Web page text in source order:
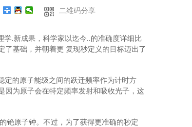
二维码分享
.新成果，科学家以迄今..的准确度详细比
了基础，并朝着更 复现秒定义的目标迈出了
的原子能级之间的跃迁频率作为计时方
因为原子会在特定频率发射和吸收光子，这
原子钟。不过，为了获得更准确的秒定